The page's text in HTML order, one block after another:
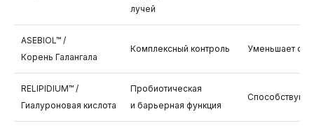
лучей
ASEBIOL™ /
Корень Галангала
Комплексный контроль Уменьшает
RELIPIDIUM™ /
Гиалуроновая кислота
Пробиотическая
и барьерная функция
Способствуют